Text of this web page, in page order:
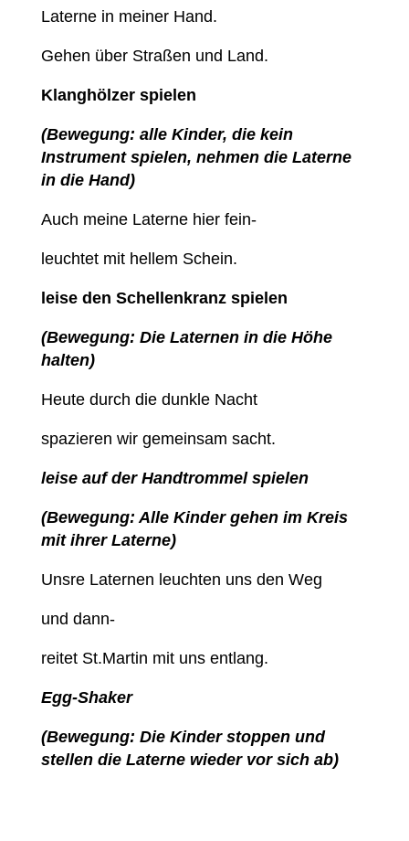
Laterne in meiner Hand.
Gehen über Straßen und Land.
Klanghölzer spielen
(Bewegung: alle Kinder, die kein
Instrument spielen, nehmen die Laterne
in die Hand)
Auch meine Laterne hier fein-
leuchtet mit hellem Schein.
leise den Schellenkranz spielen
(Bewegung: Die Laternen in die Höhe
halten)
Heute durch die dunkle Nacht
spazieren wir gemeinsam sacht.
leise auf der Handtrommel spielen
(Bewegung: Alle Kinder gehen im Kreis
mit ihrer Laterne)
Unsre Laternen leuchten uns den Weg
und dann-
reitet St.Martin mit uns entlang.
Egg-Shaker
(Bewegung: Die Kinder stoppen und
stellen die Laterne wieder vor sich ab)